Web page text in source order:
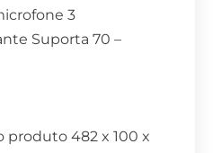
3
Suporta 70 –
produto 482 x 100 x